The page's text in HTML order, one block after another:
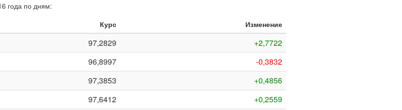
года по дням:
Курс Изменение
97,2829
+2,7722
96,8997
-0,3832
97,3853
+0,4856
97,6412
+0,2559